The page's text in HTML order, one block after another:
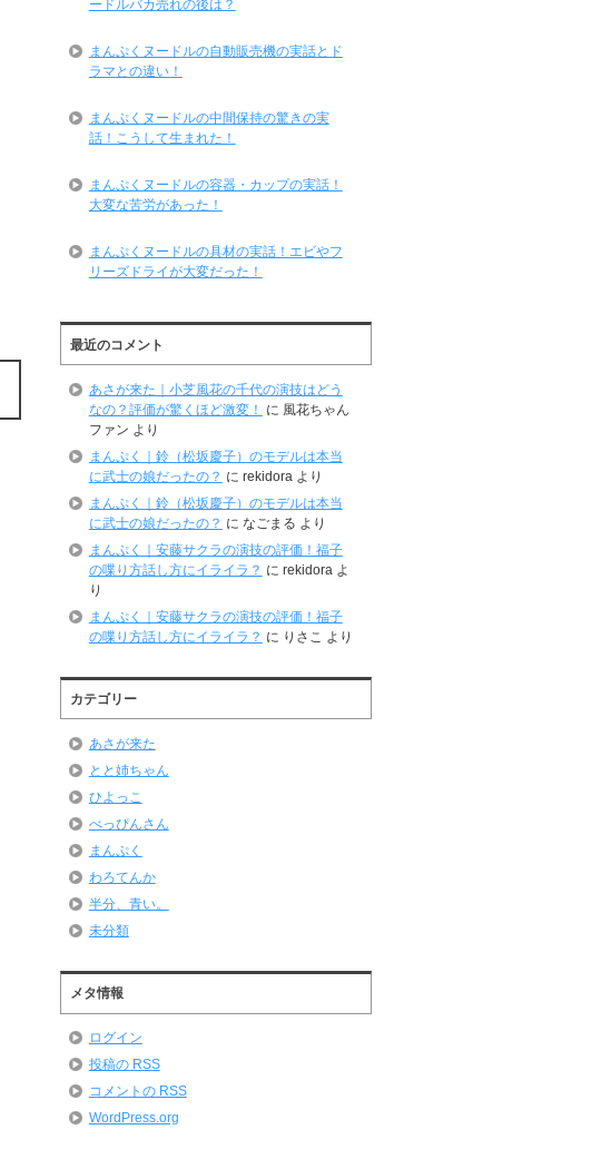
ードルバカ売れの後は？
まんぷくヌードルの自動販売機の実話とド
ラマとの違い！
まんぷくヌードルの中間保持の驚きの実
話！こうして生まれた！
まんぷくヌードルの容器・カップの実話！
大変な苦労があった！
まんぷくヌードルの具材の実話！エビやフ
リーズドライが大変だった！
最近のコメント
あさが来た｜小芝風花の千代の演技はどう
なの？評価が驚くほど激変！
に 風花ちゃん
ファン より
まんぷく｜鈴（松坂慶子）のモデルは本当
に武士の娘だったの？ に rekidora より
まんぷく｜鈴（松坂慶子）のモデルは本当
に武士の娘だったの？ に なごまる より
まんぷく｜安藤サクラの演技の評価！福子
の喋り方話し方にイライラ？ に rekidora よ
り
まんぷく｜安藤サクラの演技の評価！福子
の喋り方話し方にイライラ？ に りさこ より
カテゴリー
あさが来た
とと姉ちゃん
ひよっこ
べっぴんさん
まんぷく
わろてんか
半分、青い。
未分類
メタ情報
ログイン
投稿の RSS
コメントの RSS
WordPress.org